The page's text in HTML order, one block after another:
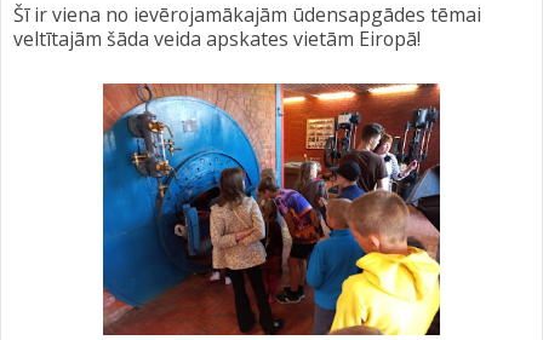
Šī ir viena no ievērojamākajām ūdensapgādes tēmai
veltītajām šāda veida apskates vietām Eiropā!